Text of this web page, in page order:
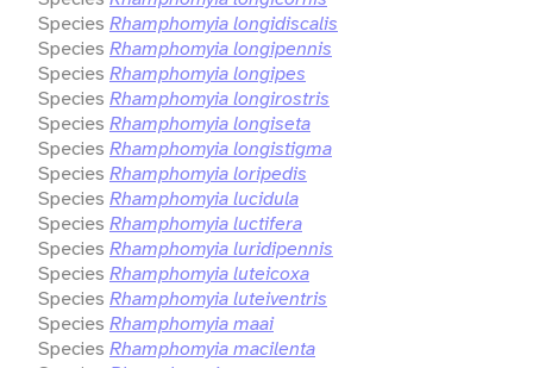
Species Rhamphomyia longidiscalis
Species Rhamphomyia longipennis
Species Rhamphomyia longipes
Species Rhamphomyia longirostris
Species Rhamphomyia longiseta
Species Rhamphomyia longistigma
Species Rhamphomyia loripedis
Species Rhamphomyia lucidula
Species Rhamphomyia luctifera
Species Rhamphomyia luridipennis
Species Rhamphomyia luteicoxa
Species Rhamphomyia luteiventris
Species Rhamphomyia maai
Species Rhamphomyia macilenta